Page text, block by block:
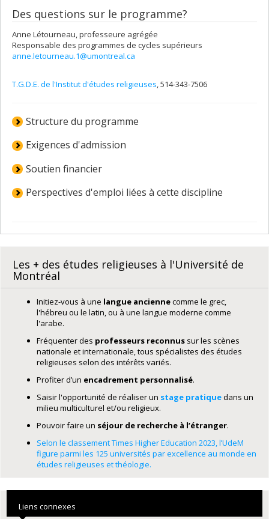
Des questions sur le programme?
Anne Létourneau, professeure agrégée
Responsable des programmes de cycles supérieurs
anne.letourneau.1@umontreal.ca
T.G.D.E. de l'Institut d'études religieuses , 514-343-7506
Structure du programme
Exigences d'admission
Soutien financier
Perspectives d'emploi liées à cette discipline
Les + des études religieuses à l'Université de
Montréal
Initiez-vous à une langue anciennecomme le grec,
l'hébreu ou le latin, ou à une langue moderne comme
l'arabe.
Fréquenter des professeurs reconnus sur les scènes
nationale et internationale, tous spécialistes des études
religieuses selon des intérêts variés.
Profiter d’un encadrement personnalisé.
Saisir l'opportunité de réaliser un stage pratiquedans un
milieu multiculturel et/ou religieux.
Pouvoir faire un séjour de recherche à l’étranger.
Selon le classement Times Higher Education 2023, l’UdeM
figure parmi les 125 universités par excellence au monde en
études religieuses et théologie.
Liens connexes